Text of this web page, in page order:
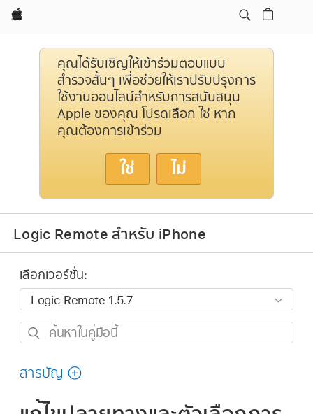
Apple
คุณได้รับเชิญให้เข้าร่วมตอบแบบ
สำรวจสั้นๆ เพื่อช่วยให้เราปรับปรุงการ
ใช้งานออนไลน์สำหรับการสนับสนุน
Apple ของคุณ โปรดเลือก ใช่ หาก
คุณต้องการเข้าร่วม
ใช่ ไม่
Logic Remote สำหรับ iPhone
เลือกเวอร์ชั่น:
ค้นหา
คู่มือ
สารบัญ